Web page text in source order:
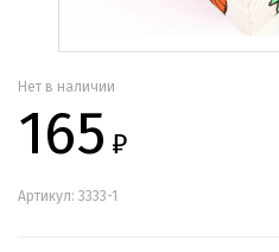
Нет в наличии
165 ₽
Артикул: 3333-1